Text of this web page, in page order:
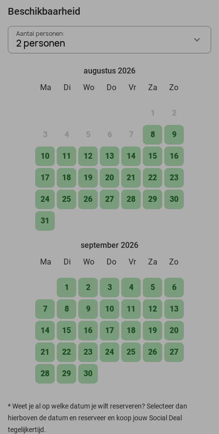
Beschikbaarheid
Aantal personen:
2 personen
augustus 2026
Ma
Di Wo Do Vr Za Zo
1 2
3 4 5 6 7 8 9
10 11 12 13 14 15 16
17 18 19 20 21 22 23
24 25 26 27 28 29 30
31
september 2026
Ma
Di Wo Do Vr Za Zo
1 2 3 4 5 6
7 8 9 10 11 12 13
14 15 16 17 18 19 20
21 22 23 24 25 26 27
28 29 30
*Weet je al op welke datum je wilt reserveren? Selecteer dan
hierboven de datum en reserveer en koop jouw Social Deal
tegelijkertijd.